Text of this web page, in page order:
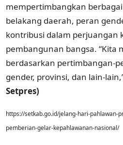
mempertimbangkan
belakang daerah, peran
kontribusi dalam perjuangan
pembangunan bangsa. “Kita
berdasarkan pertimbangan-
gender, provinsi, dan lain-
Setpres)
https://setkab.go.id/jelang-hari-pahlawan-
pemberian-gelar-kepahlawanan-nasional/